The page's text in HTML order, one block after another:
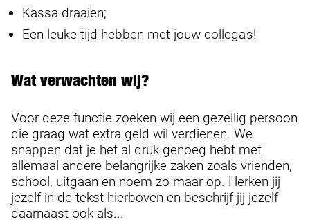
Kassa draaien;
Een leuke tijd hebben met jouw collega's!
Wat verwachten wij?
Voor deze functie zoeken wij een gezellig persoon
die graag wat extra geld wil verdienen. We
snappen dat je het al druk genoeg hebt met
allemaal andere belangrijke zaken zoals vrienden,
school, uitgaan en noem zo maar op. Herken jij
jezelf in de tekst hierboven en beschrijf jij jezelf
daarnaast ook als...